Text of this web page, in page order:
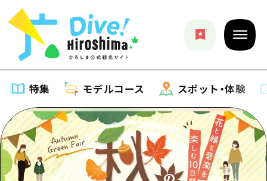
特集 モデルコース スポット・体験
特集
特集一覧
モデルコース